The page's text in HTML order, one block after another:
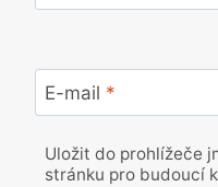
E-mail *
Uložit do prohlížeče
stránku pro budoucí